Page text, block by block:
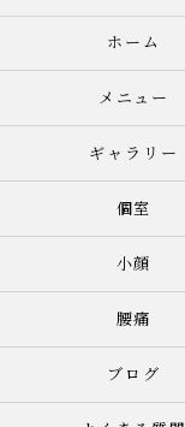
ホーム
メニュー
ギャラリー
個室
小顔
腰痛
ブログ